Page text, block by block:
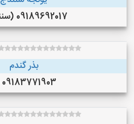
09189692017 (سنندج )
بذر گندم
09183771903 ()